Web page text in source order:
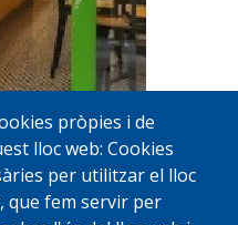
pròpies i de
lloc web: Cookies
per utilitzar el lloc
que fem servir per